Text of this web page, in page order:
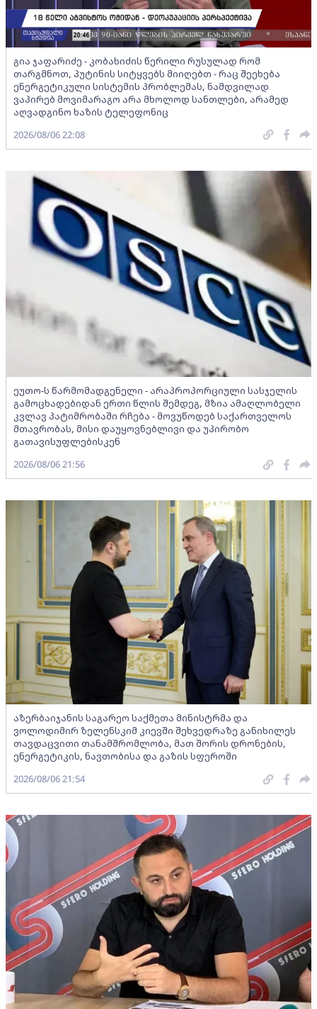
გია ჯაფარიძე - კობახიძის წერილი რუსულად რომ
თარგმნოთ, პუტინის სიტყვებს მიიღებთ - რაც შეეხება
ენერგეტიკული სისტემის პრობლემას, ნამდვილად
ვაპირებ მოვიმარაგო არა მხოლოდ სანთლები, არამედ
აღვადგინო ხაზის ტელეფონიც
2026/08/06 22:08
ეუთო-ს წარმომადგენელი - არაპროპორციული სასჯელის
გამოცხადებიდან ერთი წლის შემდეგ, მზია ამაღლობელი
კვლავ პატიმრობაში რჩება - მოვუწოდებ საქართველოს
მთავრობას, მისი დაუყოვნებლივი და უპირობო
გათავისუფლებისკენ
2026/08/06 21:56
აზერბაიჯანის საგარეო საქმეთა მინისტრმა და
ვოლოდიმირ ზელენსკიმ კიევში შეხვედრაზე განიხილეს
თავდაცვითი თანამშრომლობა, მათ შორის დრონების,
ენერგეტიკის, ნავთობისა და გაზის სფეროში
2026/08/06 21:54